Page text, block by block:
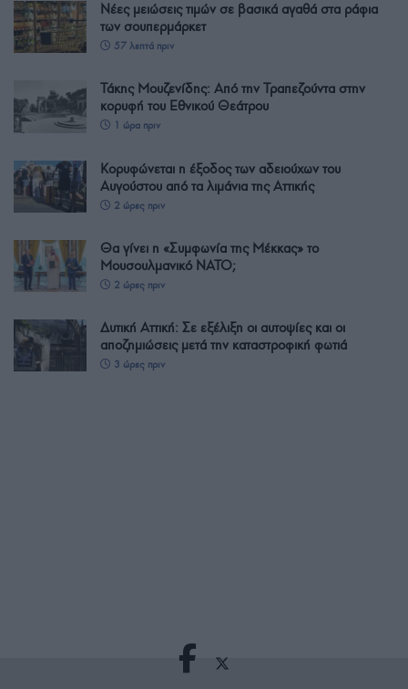
Νέες μειώσεις τιμών σε βασικά αγαθά στα ράφια
των σουπερμάρκετ
57 λεπτά πριν
Τάκης Μουζενίδης: Από την Τραπεζούντα στην
κορυφή του Εθνικού Θεάτρου
1 ώρα πριν
Κορυφώνεται η έξοδος των αδειούχων του
Αυγούστου από τα λιμάνια της Αττικής
2 ώρες πριν
Θα γίνει η «Συμφωνία της Μέκκας» το
Μουσουλμανικό ΝΑΤΟ;
2 ώρες πριν
Δυτική Αττική: Σε εξέλιξη οι αυτοψίες και οι
αποζημιώσεις μετά την καταστροφική φωτιά
3 ώρες πριν